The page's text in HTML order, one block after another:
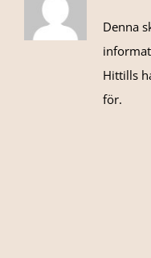
Denna
Hittills
för.